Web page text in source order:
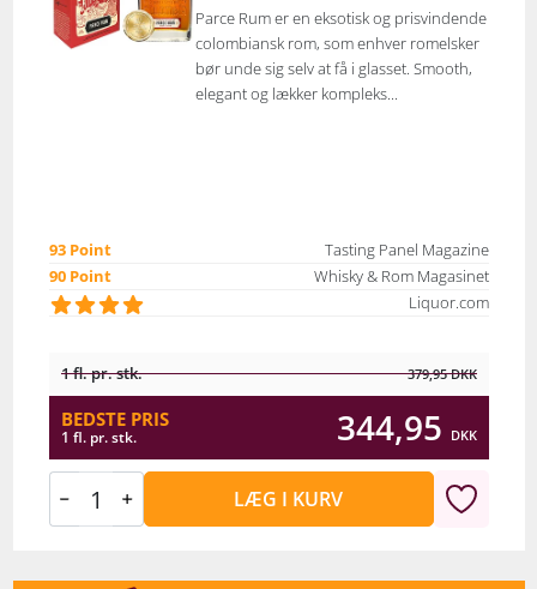
Parce Rum er en eksotisk og prisvindende
colombiansk rom, som enhver romelsker
bør unde sig selv at få i glasset. Smooth,
elegant og lækker kompleks...
93 Point
Tasting Panel Magazine
90 Point
Whisky & Rom Magasinet
Liquor.com
1 fl. pr. stk. 379,95DKK
BEDSTE PRIS
1 fl. pr. stk. 344,95 DKK
LÆG I KURV